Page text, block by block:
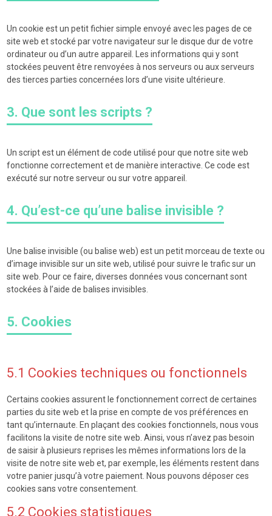
Un cookie est un petit fichier simple envoyé avec les pages de ce
site web et stocké par votre navigateur sur le disque dur de votre
ordinateur ou d’un autre appareil. Les informations qui y sont
stockées peuvent être renvoyées à nos serveurs ou aux serveurs
des tierces parties concernées lors d’une visite ultérieure.
3. Que sont les scripts ?
Un script est un élément de code utilisé pour que notre site web
fonctionne correctement et de manière interactive. Ce code est
exécuté sur notre serveur ou sur votre appareil.
4. Qu’est-ce qu’une balise invisible ?
Une balise invisible (ou balise web) est un petit morceau de texte ou
d’image invisible sur un site web, utilisé pour suivre le trafic sur un
site web. Pour ce faire, diverses données vous concernant sont
stockées à l’aide de balises invisibles.
5. Cookies
5.1 Cookies techniques ou fonctionnels
Certains cookies assurent le fonctionnement correct de certaines
parties du site web et la prise en compte de vos préférences en
tant qu’internaute. En plaçant des cookies fonctionnels, nous vous
facilitons la visite de notre site web. Ainsi, vous n’avez pas besoin
de saisir à plusieurs reprises les mêmes informations lors de la
visite de notre site web et, par exemple, les éléments restent dans
votre panier jusqu’à votre paiement. Nous pouvons déposer ces
cookies sans votre consentement.
5.2 Cookies statistiques